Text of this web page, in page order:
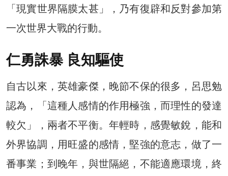
「現實世界隔膜太甚」，乃有復辟和反對參加第
一次世界大戰的行動。
仁勇誅暴 良知驅使
自古以來，英雄豪傑，晚節不保的很多，呂思勉
認為，「這種人感情的作用極強，而理性的發達
較欠」，兩者不平衡。年輕時，感覺敏銳，能和
外界協調，用旺盛的感情，堅強的意志，做了一
番事業；到晚年，與世隔絕，不能適應環境，終